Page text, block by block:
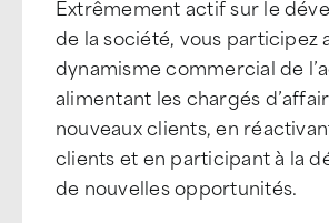
Extrêmement actif sur le
de la société, vous participez
dynamisme commercial de
alimentant les chargés
nouveaux clients, en
clients et en participant à la
de nouvelles opportunités.